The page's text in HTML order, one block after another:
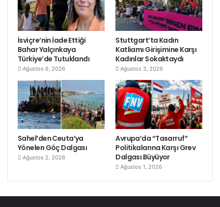
İsviçre’nin İade Ettiği
Bahar Yalçınkaya
Türkiye’de Tutuklandı
Ağustos 6, 2026
Stuttgart’ta Kadın
Katliamı Girişimine Karşı
Kadınlar Sokaktaydı
Ağustos 3, 2026
Sahel’den Ceuta’ya
Yönelen Göç Dalgası
Ağustos 2, 2026
Avrupa’da “Tasarruf”
Politikalarına Karşı Grev
Dalgası Büyüyor
Ağustos 1, 2026